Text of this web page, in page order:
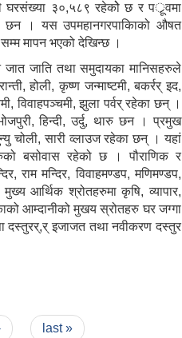
३०,५८९ रहेकोे छ र पर्ूवमा
छन । यस उपमहानगरपाकिाको औषत
मापन भएको देखिन्छ ।
जाति तथा समुदायका मानिसहरुले
होली, कृष्ण जन्माष्टमी, बकर्रर् इद,
विवाहपञ्चमी, झुला पर्वर् रहेका छन् ।
हिन्दी, उर्दु, थारु छन । प्रमुख
चोली, सारी व्लाउज रहेका छन् । यहां
बसोवास रहेको छ । पौराणिक र
राम मन्दिर, विवाहमण्डप, मणिमण्डप,
आर्थिक श्रोतहरुमा कृषि, व्यापार,
आम्दानीको मुखय स्रोतहरु घर जग्गा
दस्तुरर्,र् इजाजत तथा नवीकरण दस्तुर
last »